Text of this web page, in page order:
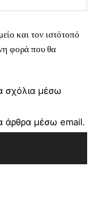
και τον ιστότοπό
φορά που θα
σχόλια μέσω
άρθρα μέσω email.